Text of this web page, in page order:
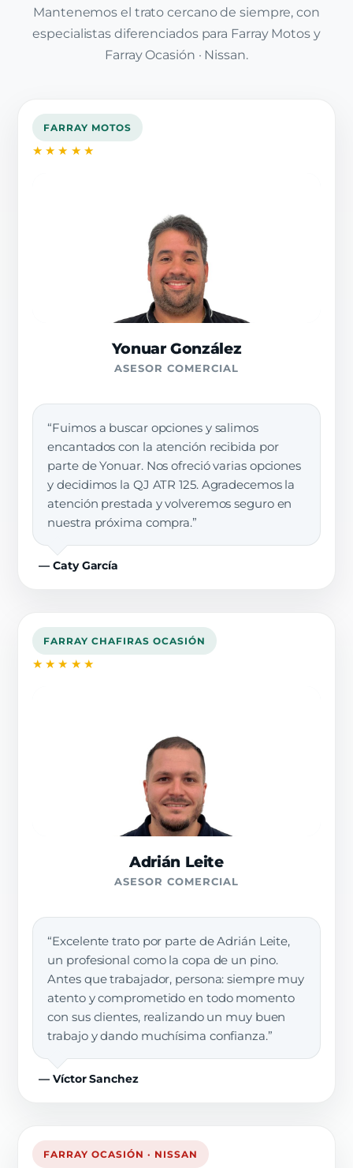
Mantenemos el trato cercano de siempre, con
especialistas diferenciados para Farray Motos y
Farray Ocasión · Nissan.
FARRAY MOTOS
★★★★★
Yonuar González
ASESOR COMERCIAL
“Fuimos a buscar opciones y salimos
encantados con la atención recibida por
parte de Yonuar. Nos ofreció varias opciones
y decidimos la QJ ATR 125. Agradecemos la
atención prestada y volveremos seguro en
nuestra próxima compra.”
— Caty García
FARRAY CHAFIRAS OCASIÓN
★★★★★
Adrián Leite
ASESOR COMERCIAL
“Excelente trato por parte de Adrián Leite,
un profesional como la copa de un pino.
Antes que trabajador, persona: siempre muy
atento y comprometido en todo momento
con sus clientes, realizando un muy buen
trabajo y dando muchísima confianza.”
— Víctor Sanchez
FARRAY OCASIÓN · NISSAN